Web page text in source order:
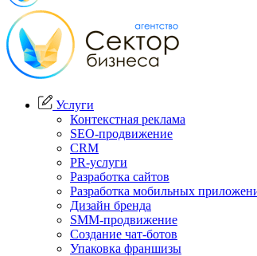
Услуги
Контекстная реклама
SEO-продвижение
CRM
PR-услуги
Разработка сайтов
Разработка мобильных
Дизайн бренда
SMM-продвижение
Создание чат-ботов
Упаковка франшизы